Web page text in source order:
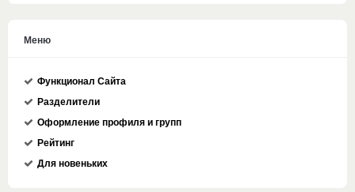
Меню
Функционал Сайта
Разделители
Оформление профиля и групп
Рейтинг
Для новеньких